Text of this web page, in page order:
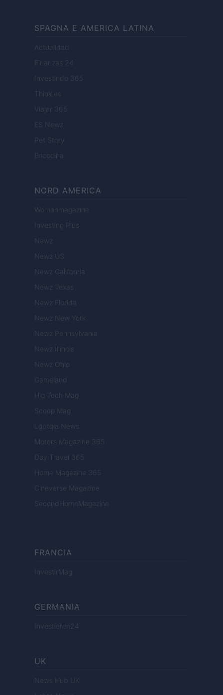
SPAGNA E AMERICA LATINA
Actualidad
Finanzas 24
Investindo 365
Think.es
Viajar 365
ES Newz
Pet Story
Encocina
NORD AMERICA
Womanmagazine
Investing Plus
Newz
Newz US
Newz California
Newz Texas
Newz Florida
Newz New York
Newz Pennsylvania
Newz Illinois
Newz Ohio
Gameland
Hig Tech Mag
Scoop Mag
Lgbtqia News
Motors Magazine 365
Day Travel 365
Home Magazine 365
Cineverse Magazine
SecondHomeMagazine
FRANCIA
InvestirMag
GERMANIA
Investieren24
UK
News Hub UK